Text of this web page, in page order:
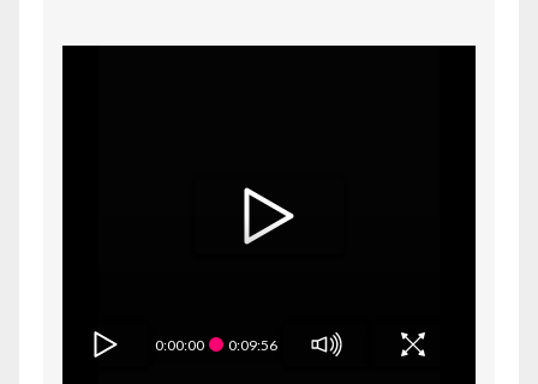
0:00:00 0:09:56